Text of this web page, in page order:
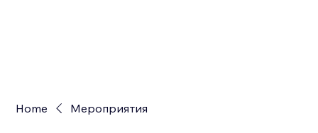
Home Мероприятия